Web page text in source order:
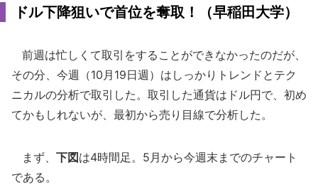
ドル下降狙いで首位を奪取！（早稲田大学）
前週は忙しくて取引をすることができなかったのだが、
その分、今週（10月19日週）はしっかりトレンドとテク
ニカルの分析で取引した。取引した通貨はドル円で、初め
てかもしれないが、最初から売り目線で分析した。
まず、 下図は4時間足。5月から今週末までのチャート
である。